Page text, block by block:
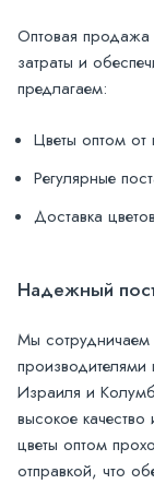
Оптовая продажа
затраты и
предлагаем:
Цветы оптом от
Регулярные
Доставка
Надежный
Мы
Израиля и
высокое
цветы оптом
отправкой, что